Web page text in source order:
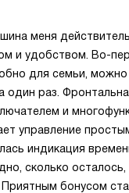
меня
и удобством. Во-
для семьи, можно
раз.
и
управление
индикация
сколько
бонусом